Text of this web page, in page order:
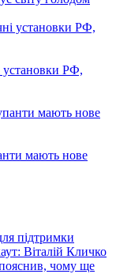
установки РФ,
мають нове
підтримки
Віталій Кличко
чому ще